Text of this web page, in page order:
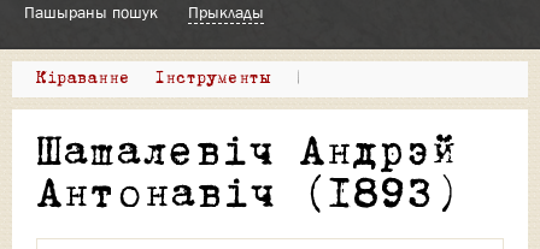
Пашыраны пошук Прыклады
Кіраванне Інструменты |
Шашалевіч Андрэй
Антонавіч (1893)